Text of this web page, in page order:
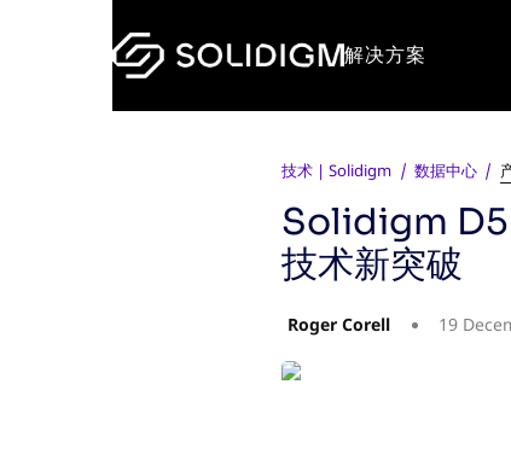
解决方案
技术 | Solidigm 数据中心
Solidigm
技术新突破
Roger Corell 19